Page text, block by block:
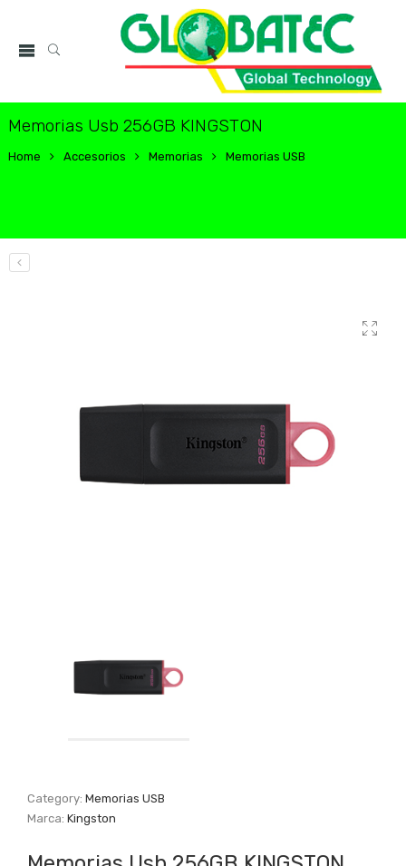
Memorias Usb 256GB KINGSTON
Home Accesorios Memorias Memorias USB
Category:Memorias USB
Marca:Kingston